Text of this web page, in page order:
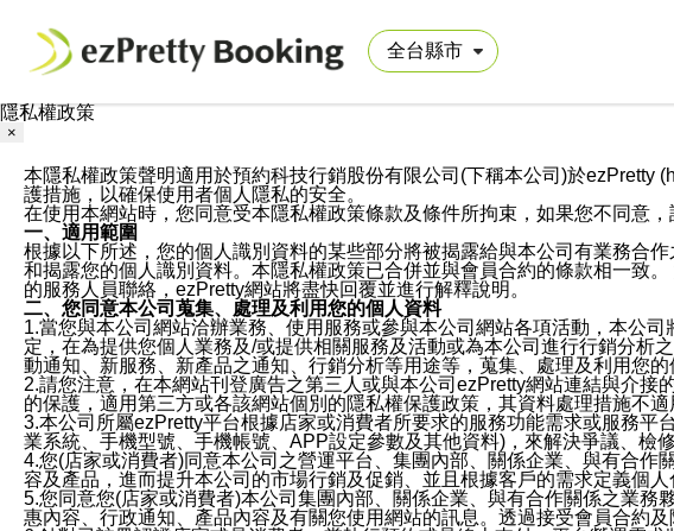
隱私權政策
×
本隱私權政策聲明適用於預約科技行銷股份有限公司(下稱本公司)於ezPretty
護措施，以確保使用者個人隱私的安全。
在使用本網站時，您同意受本隱私權政策條款及條件所拘束，如果您不同意，
一、適用範圍
根據以下所述，您的個人識別資料的某些部分將被揭露給與本公司有業務合
和揭露您的個人識別資料。本隱私權政策已合併並與會員合約的條款相一致
的服務人員聯絡，ezPretty網站將盡快回覆並進行解釋說明。
二、您同意本公司蒐集、處理及利用您的個人資料
1.當您與本公司網站洽辦業務、使用服務或參與本公司網站各項活動，本公
定，在為提供您個人業務及/或提供相關服務及活動或為本公司進行行銷分
動通知、新服務、新產品之通知、行銷分析等用途等，蒐集、處理及利用您的
2.請您注意，在本網站刊登廣告之第三人或與本公司ezPretty網站連結與介
的保護，適用第三方或各該網站個別的隱私權保護政策，其資料處理措施不
3.本公司所屬ezPretty平台根據店家或消費者所要求的服務功能需求或服務
業系統、手機型號、手機帳號、APP設定參數及其他資料)，來解決爭議、檢
4.您(店家或消費者)同意本公司之營運平台、集團內部、關係企業、與有合
容及產品，進而提升本公司的市場行銷及促銷、並且根據客戶的需求定義個
5.您同意您(店家或消費者)本公司集團內部、關係企業、與有合作關係之業
惠內容、行政通知、產品內容及有關您使用網站的訊息。透過接受會員合約